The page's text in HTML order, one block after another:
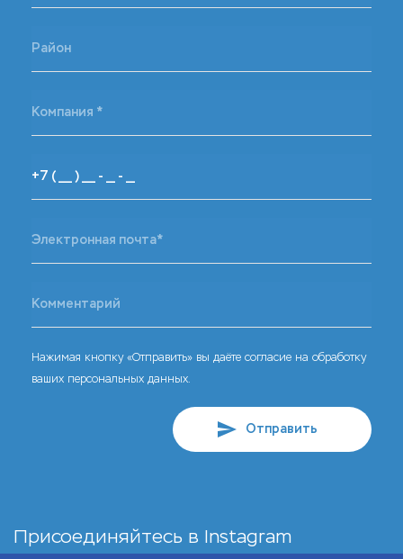
Нажимая кнопку «Отправить» вы даёте согласие на обработку
ваших персональных данных.
Отправить
Присоединяйтесь в Instagram